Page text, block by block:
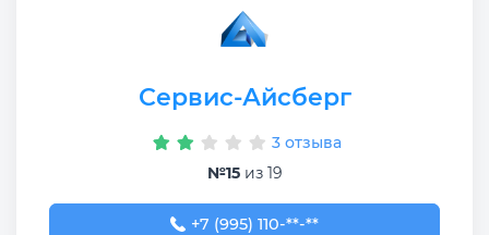
Сервис-Айсберг
3 отзыва
№15из 19
+7 (995) 110-45-99
+7 (995) 110-**-**